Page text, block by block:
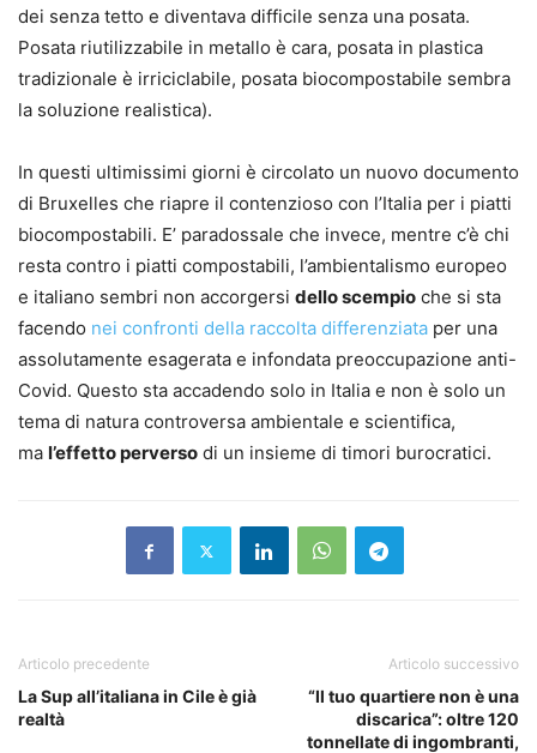
dei senza tetto e diventava difficile senza una posata.
Posata riutilizzabile in metallo è cara, posata in plastica
tradizionale è irriciclabile, posata biocompostabile sembra
la soluzione realistica).
In questi ultimissimi giorni è circolato un nuovo documento
di Bruxelles che riapre il contenzioso con l’Italia per i piatti
biocompostabili. E’ paradossale che invece, mentre c’è chi
resta contro i piatti compostabili, l’ambientalismo europeo
e italiano sembri non accorgersi dello scempio che si sta
facendo nei confronti della raccolta differenziata per una
assolutamente esagerata e infondata preoccupazione anti-
Covid. Questo sta accadendo solo in Italia e non è solo un
tema di natura controversa ambientale e scientifica,
ma l’effetto perverso di un insieme di timori burocratici.
Articolo precedente
La Sup all’italiana in Cile è già
realtà
Articolo successivo
“Il tuo quartiere non è una
discarica”: oltre 120
tonnellate di ingombranti,